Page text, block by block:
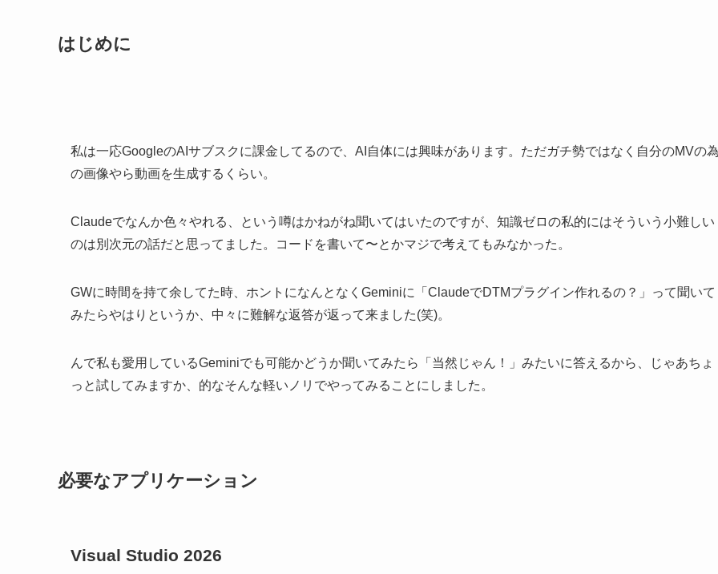
はじめに
私は一応GoogleのAIサブスクに課金してるので、AI自体には興味があります。ただガチ勢ではなく自分のMVの
の画像やら動画を生成するくらい。
Claudeでなんか色々やれる、という噂はかねがね聞いてはいたのですが、知識ゼロの私的にはそういう小難しい
のは別次元の話だと思ってました。コードを書いて〜とかマジで考えてもみなかった。
GWに時間を持て余してた時、ホントになんとなくGeminiに「ClaudeでDTMプラグイン作れるの？」って聞いて
みたらやはりというか、中々に難解な返答が返って来ました(笑)。
んで私も愛用しているGeminiでも可能かどうか聞いてみたら「当然じゃん！」みたいに答えるから、じゃあちょ
っと試してみますか、的なそんな軽いノリでやってみることにしました。
必要なアプリケーション
Visual Studio 2026